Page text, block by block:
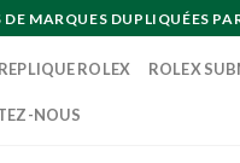
MARQUES DUPLIQUÉES
REPLIQUE ROLEX ROLEX
NOUS